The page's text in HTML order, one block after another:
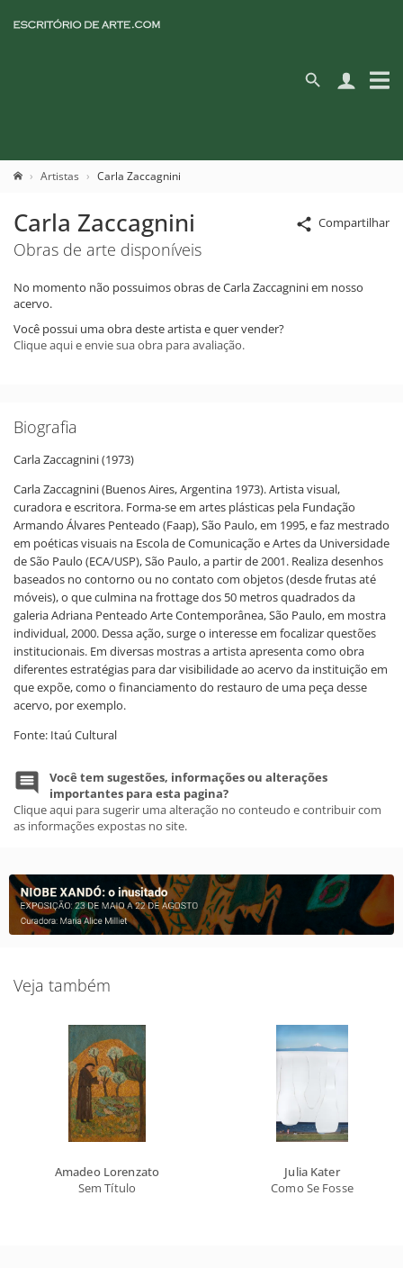
Artistas Carla Zaccagnini
Compartilhar
Carla Zaccagnini
Obras de arte disponíveis
No momento não possuimos obras de Carla Zaccagnini em nosso
acervo.
Você possui uma obra deste artista e quer vender?
Clique aqui e envie sua obra para avaliação.
Biografia
CarlaZaccagnini(1973)
Carla Zaccagnini (Buenos Aires, Argentina 1973). Artista visual,
curadora e escritora. Forma-se em artes plásticas pela Fundação
Armando Álvares Penteado (Faap), São Paulo, em 1995, e faz mestrado
em poéticas visuais na Escola de Comunicação e Artes da Universidade
de São Paulo (ECA/USP), São Paulo, a partir de 2001. Realiza desenhos
baseados no contorno ou no contato com objetos (desde frutas até
móveis), o que culmina na frottage dos 50 metros quadrados da
galeria Adriana Penteado Arte Contemporânea, São Paulo, em mostra
individual, 2000. Dessa ação, surge o interesse em focalizar questões
institucionais. Em diversas mostras a artista apresenta como obra
diferentes estratégias para dar visibilidade ao acervo da instituição em
que expõe, como o financiamento do restauro de uma peça desse
acervo, por exemplo.
Fonte: Itaú Cultural
Você tem sugestões, informações ou alterações
importantes para esta pagina?
Clique aqui para sugerir uma alteração no conteudo e contribuir com
as informações expostas no site.
Veja também
Amadeo Lorenzato
Sem Título
Julia Kater
Como Se Fosse